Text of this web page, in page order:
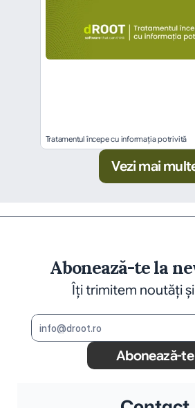
Tratamentul începe cu informația potrivită
Vezi mai
Abonează-te la
Îți trimitem noutăți
Abonează-te